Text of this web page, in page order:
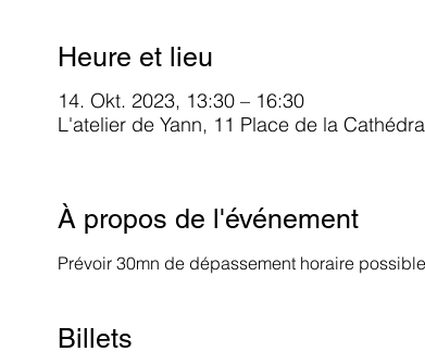
Heure et lieu
14. Okt. 2023, 13:30 – 16:30
L'atelier de Yann, 11 Place de la
À propos de l'événement
Prévoir 30mn de dépassement horaire possible
Billets